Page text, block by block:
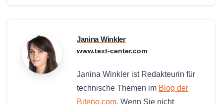
Janina Winkler
www.text-center.com
Janina Winkler ist Redakteurin für
technische Themen im Blog der
Biteno.com. Wenn Sie nicht